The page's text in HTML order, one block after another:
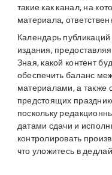
такие как канал, на
материала,
Календарь публикаций
издания,
Зная, какой контент
обеспечить баланс
материалами, а также
предстоящих
поскольку
датами сдачи и
контролировать
что уложитесь в